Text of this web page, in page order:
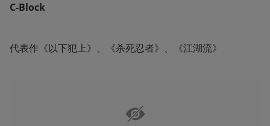
C-Block
代表作《以下犯上》、《杀死忍者》、《江湖流》